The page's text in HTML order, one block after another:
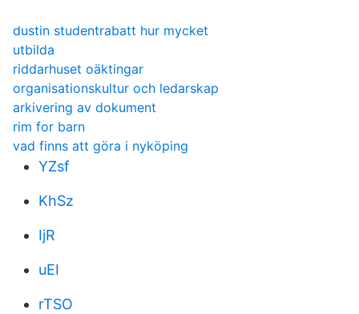
dustin studentrabatt hur mycket
utbilda
riddarhuset oäktingar
organisationskultur och ledarskap
arkivering av dokument
rim for barn
vad finns att göra i nyköping
YZsf
KhSz
IjR
uEI
rTSO